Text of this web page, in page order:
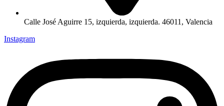
Calle José Aguirre 15, izquierda, izquierda. 46011, Valencia
Instagram